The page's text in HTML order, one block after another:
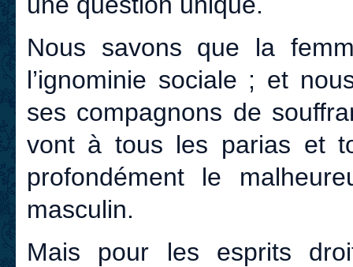
Nous savons que la
l’ignominie sociale ; et
ses compagnons de
vont à tous les parias et
profondément le
masculin.
Mais pour les esprits